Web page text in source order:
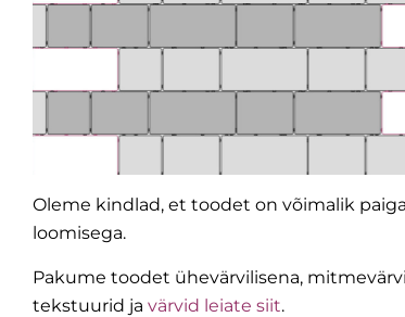
Oleme kindlad, et toodet on võimalik
loomisega.
Pakume toodet ühevärvilisena,
tekstuurid ja värvid leiate siit.